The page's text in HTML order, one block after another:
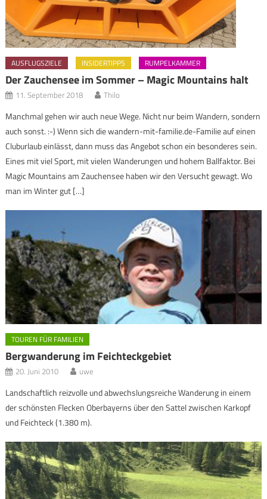
AUSFLUGSZIELE INSIDERTIPPS RUMPELKAMMER
Der Zauchensee im Sommer – Magic Mountains halt
11. September 2018 Thilo
Manchmal gehen wir auch neue Wege. Nicht nur beim Wandern, sondern
auch sonst. :-) Wenn sich die wandern-mit-familie.de-Familie auf einen
Cluburlaub einlässt, dann muss das Angebot schon ein besonderes sein.
Eines mit viel Sport, mit vielen Wanderungen und hohem Ballfaktor. Bei
Magic Mountains am Zauchensee haben wir den Versucht gewagt. Wo
man im Winter gut […]
TOUREN FÜR FAMILIEN
Bergwanderung im Feichteckgebiet
20. Juni 2010 uwe
Landschaftlich reizvolle und abwechslungsreiche Wanderung in einem
der schönsten Flecken Oberbayerns über den Sattel zwischen Karkopf
und Feichteck (1.380 m).